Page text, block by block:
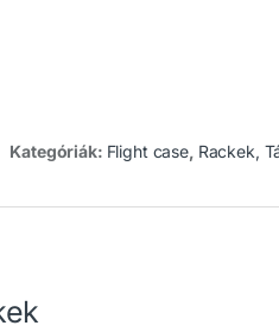
Kategóriák: Flight case, Rackek,